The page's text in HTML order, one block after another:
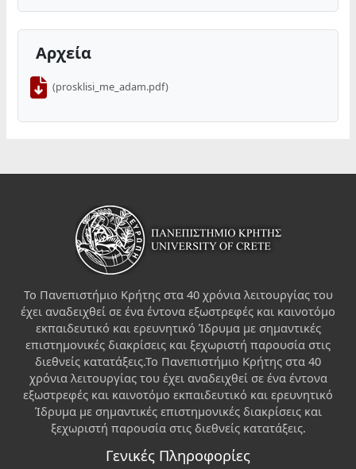
Αρχεία
(prosklisi_me_adam.pdf)
Το Πανεπιστήμιο Κρήτης στα 40 χρόνια λειτουργίας του
έχει αναδειχθεί σε ένα έντονα εξωστρεφές και καινοτόμο
εκπαιδευτικό και ερευνητικό Ίδρυμα με σημαντικές
επιστημονικές διακρίσεις και ξεχωριστή παρουσία στις
διεθνείς κατατάξεις.Το Πανεπιστήμιο Κρήτης στα 40
χρόνια λειτουργίας του έχει αναδειχθεί σε ένα έντονα
εξωστρεφές και καινοτόμο εκπαιδευτικό και ερευνητικό
Ίδρυμα με σημαντικές επιστημονικές διακρίσεις και
ξεχωριστή παρουσία στις διεθνείς κατατάξεις.
Γενικές Πληροφορίες